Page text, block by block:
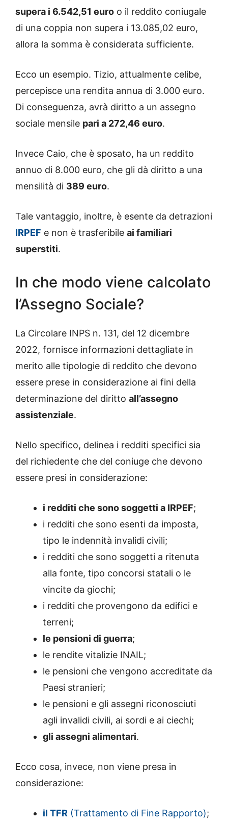
supera i 6.542,51 euro o il reddito coniugale
di una coppia non supera i 13.085,02 euro,
allora la somma è considerata sufficiente.
Ecco un esempio. Tizio, attualmente celibe,
percepisce una rendita annua di 3.000 euro.
Di conseguenza, avrà diritto a un assegno
sociale mensile pari a 272,46 euro.
Invece Caio, che è sposato, ha un reddito
annuo di 8.000 euro, che gli dà diritto a una
mensilità di 389 euro.
Tale vantaggio, inoltre, è esente da detrazioni
IRPEF e non è trasferibile ai familiari
superstiti.
In che modo viene calcolato
l’Assegno Sociale?
La Circolare INPS n. 131, del 12 dicembre
2022, fornisce informazioni dettagliate in
merito alle tipologie di reddito che devono
essere prese in considerazione ai fini della
determinazione del diritto all’assegno
assistenziale.
Nello specifico, delinea i redditi specifici sia
del richiedente che del coniuge che devono
essere presi in considerazione:
i redditi che sono soggetti a IRPEF;
i redditi che sono esenti da imposta,
tipo le indennità invalidi civili;
i redditi che sono soggetti a ritenuta
alla fonte, tipo concorsi statali o le
vincite da giochi;
i redditi che provengono da edifici e
terreni;
le pensioni di guerra;
le rendite vitalizie INAIL;
le pensioni che vengono accreditate da
Paesi stranieri;
le pensioni e gli assegni riconosciuti
agli invalidi civili, ai sordi e ai ciechi;
gli assegni alimentari.
Ecco cosa, invece, non viene presa in
considerazione:
il TFR (Trattamento di Fine Rapporto);